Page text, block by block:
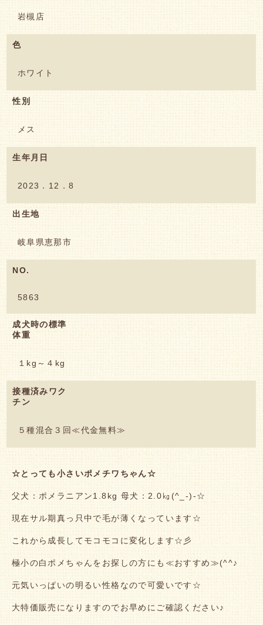
岩槻店
色
ホワイト
性別
メス
生年月日
2023．12．8
出生地
岐阜県恵那市
NO.
5863
成犬時の標準
体重
１kg～４kg
接種済みワク
チン
５種混合３回≪代金無料≫
☆とっても小さいポメチワちゃん☆
父犬：ポメラニアン1.8kg 母犬：2.0㎏(^_-)-☆
現在サル期真っ只中で毛が薄くなっています☆
これから成長してモコモコに変化します☆彡
極小の白ポメちゃんをお探しの方にも≪おすすめ≫(^^♪
元気いっぱいの明るい性格なので可愛いです☆
大特価販売になりますのでお早めにご確認ください♪